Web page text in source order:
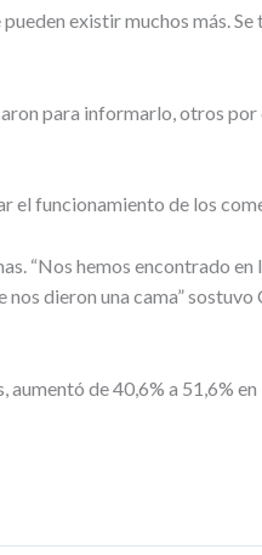
existir muchos más.
para informarlo, otros
el funcionamiento de los
“Nos hemos encontrado
dieron una cama”
de 40,6% a 51,6% en